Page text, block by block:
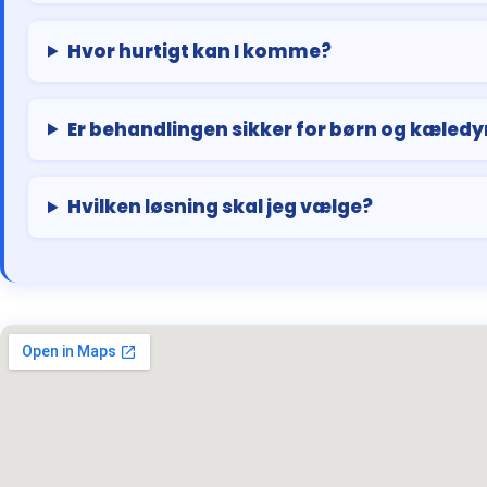
Hvor hurtigt kan I komme?
Er behandlingen sikker for børn og
Hvilken løsning skal jeg vælge?